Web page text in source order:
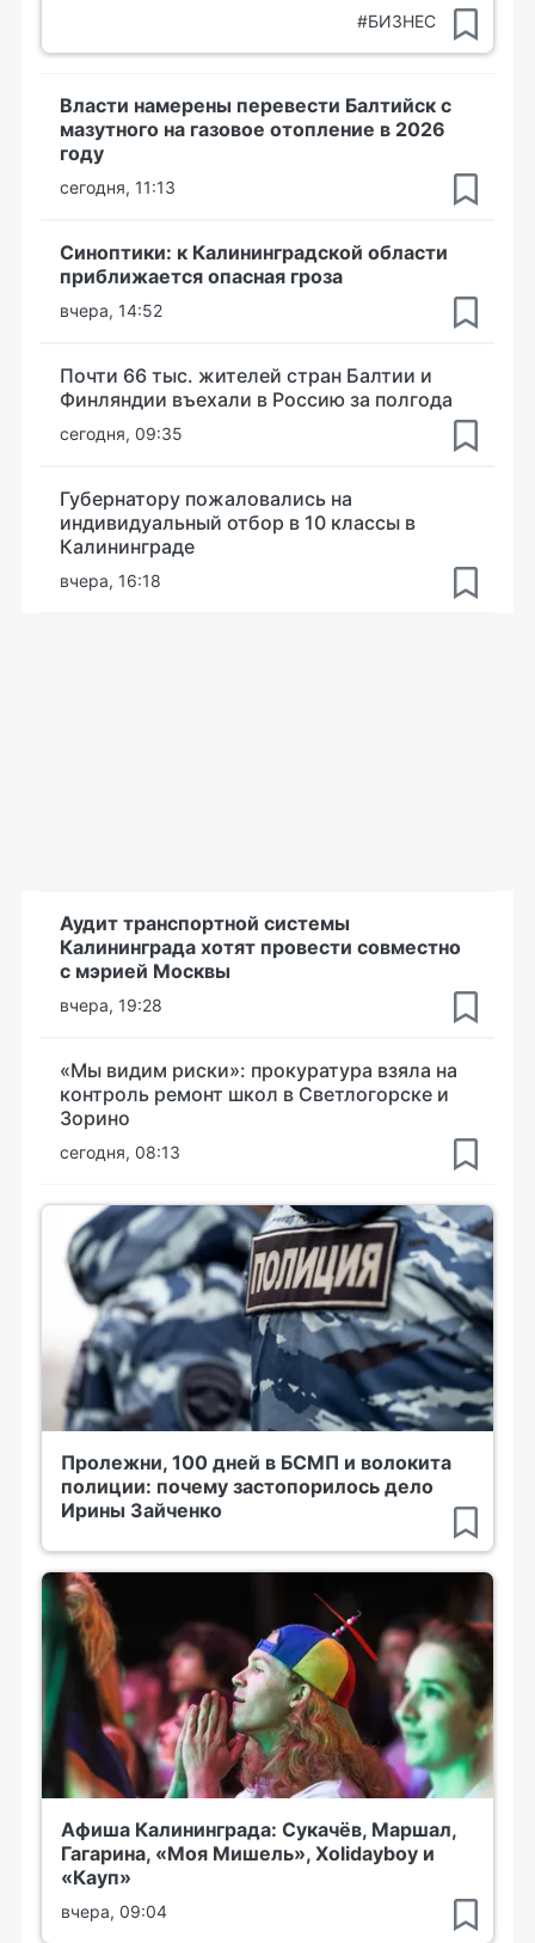
#БИЗНЕС
Власти намерены перевести Балтийск с
мазутного на газовое отопление в 2026
году
сегодня, 11:13
Синоптики: к Калининградской области
приближается опасная гроза
вчера, 14:52
Почти 66 тыс. жителей стран Балтии и
Финляндии въехали в Россию за полгода
сегодня, 09:35
Губернатору пожаловались на
индивидуальный отбор в 10 классы в
Калининграде
вчера, 16:18
Аудит транспортной системы
Калининграда хотят провести совместно
с мэрией Москвы
вчера, 19:28
«Мы видим риски»: прокуратура взяла на
контроль ремонт школ в Светлогорске и
Зорино
сегодня, 08:13
Пролежни, 100 дней в БСМП и волокита
полиции: почему застопорилось дело
Ирины Зайченко
Афиша Калининграда: Сукачёв, Маршал,
Гагарина, «Моя Мишель», Xolidayboy и
«Кауп»
вчера, 09:04